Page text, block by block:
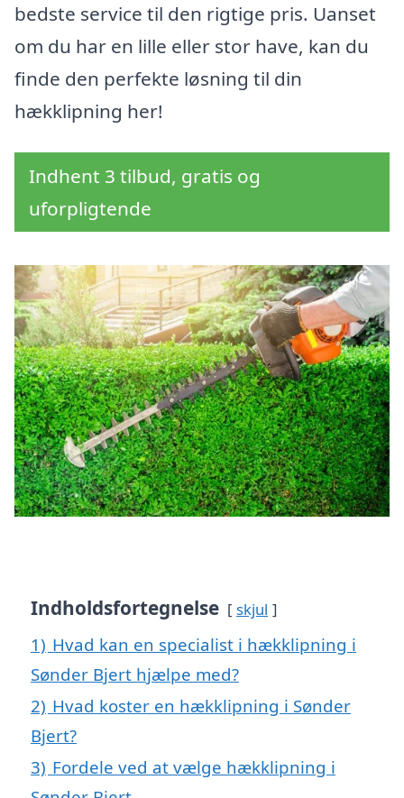
bedste service til den rigtige pris. Uanset
om du har en lille eller stor have, kan du
finde den perfekte løsning til din
hækklipning her!
Indhent 3 tilbud, gratis og
uforpligtende
Indholdsfortegnelse skjul
1) Hvad kan en specialist i hækklipning i
Sønder Bjert hjælpe med?
2) Hvad koster en hækklipning i Sønder
Bjert?
3) Fordele ved at vælge hækklipning i